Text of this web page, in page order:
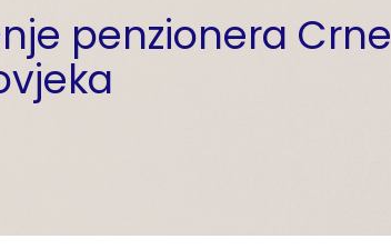
penzionera Crne